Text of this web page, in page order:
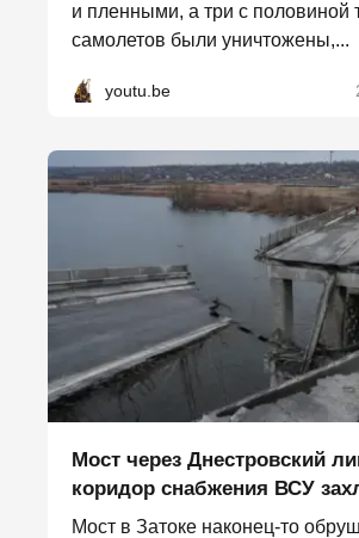
и пленными, а три с половиной
самолетов были уничтожены,...
youtu.be
Мост через Днестровский
коридор снабжения ВСУ
Мост в Затоке наконец-то